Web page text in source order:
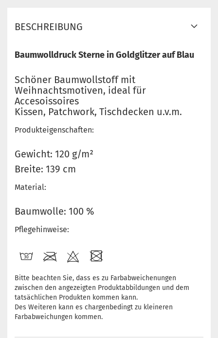
BESCHREIBUNG
Baumwolldruck Sterne in Goldglitzer auf Blau
Schöner Baumwollstoff mit
Weihnachtsmotiven, ideal für
Accesoissoires
Kissen, Patchwork, Tischdecken u.v.m.
Produkteigenschaften:
Gewicht: 120 g/m²
Breite: 139 cm
Material:
Baumwolle: 100 %
Pflegehinweise:
Bitte beachten Sie, dass es zu Farbabweichenungen
zwischen den angezeigten Produktabbildungen und dem
tatsächlichen Produkten kommen kann.
Des Weiteren kann es chargenbedingt zu kleineren
Farbabweichungen kommen.